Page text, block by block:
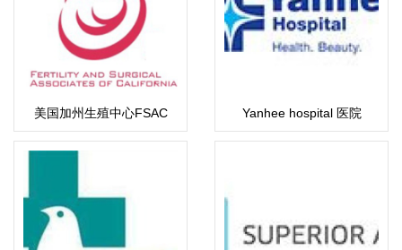
美国加州生殖中心FSAC Yanhee hospital 医院